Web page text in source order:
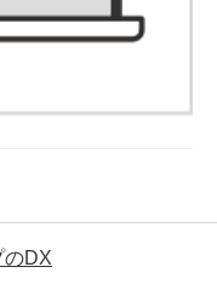
のDX